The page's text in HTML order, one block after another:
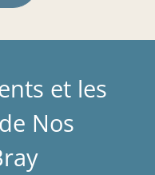
et les
Nos